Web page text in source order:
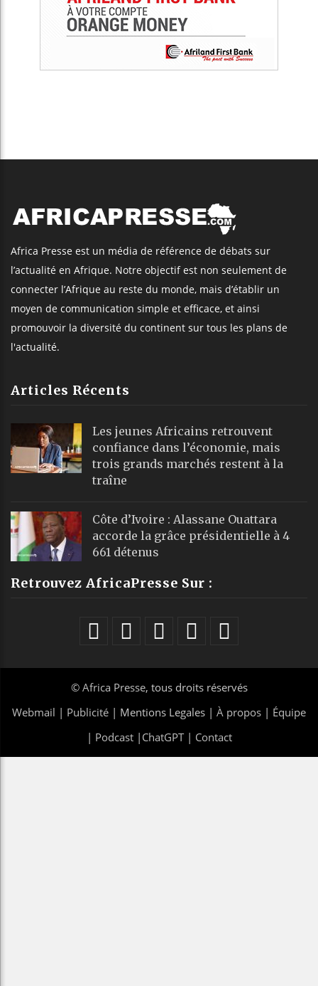
Africa Presse est un média de référence de débats sur
l’actualité en Afrique. Notre objectif est non seulement de
connecter l’Afrique au reste du monde, mais d’établir un
moyen de communication simple et efficace, et ainsi
promouvoir la diversité du continent sur tous les plans de
l'actualité.
Articles Récents
Les jeunes Africains retrouvent
confiance dans l’économie, mais
trois grands marchés restent à la
traîne
Côte d’Ivoire : Alassane Ouattara
accorde la grâce présidentielle à 4
661 détenus
Retrouvez AfricaPresse Sur :
© Africa Presse, tous droits réservés
Webmail | Publicité | Mentions Legales | À propos | Équipe
| Podcast| ChatGPT| Contact